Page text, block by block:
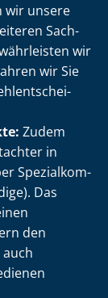
wir unsere
Sach­
wir
wir Sie
Zudem
in
Spe­zi­al­kom­
Das
den